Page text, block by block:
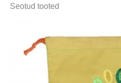
Seotud tooted